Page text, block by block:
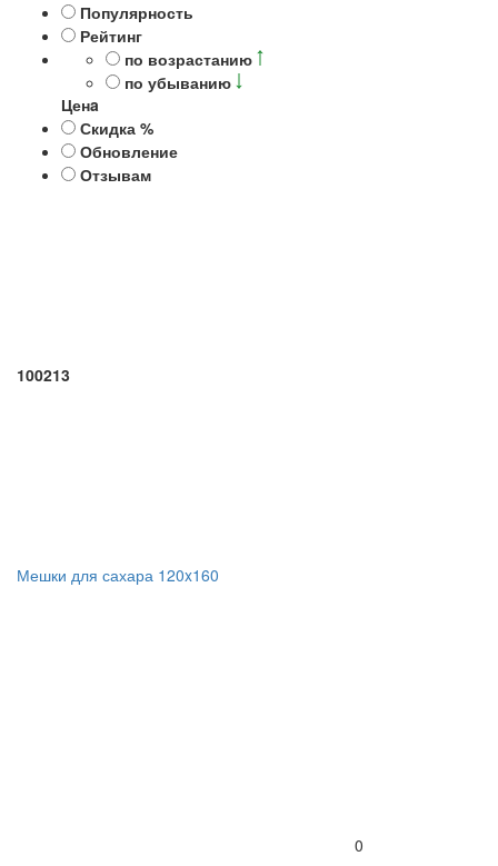
Популярность
Рейтинг
по возрастанию
по убыванию
Ценa
Скидка %
Обновление
Отзывам
100213
Мешки для сахара 120x160
0